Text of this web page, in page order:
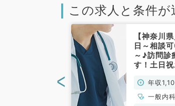
この求人と条件が
【神奈川
日～相談
～♪訪問診
す！土日
年収
一般内科
<